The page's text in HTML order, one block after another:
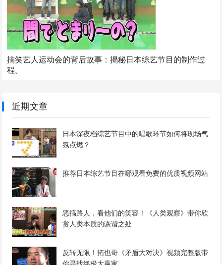
搞笑艺人运动会的背后故事：揭秘日本综艺节目的制作过
程。
近期文章
日本深夜档综艺节目中的唱歌环节如何将现场气
氛点燃？
推荐日本综艺节目在哪观看免费的优质视频网站
恶搞路人，看他们的笑容！《人类观察》带你欣
赏人类本质的诙谐之处
反转无限！拓也哥《矛盾大对决》视频完整版带
你寻找终极大赢家